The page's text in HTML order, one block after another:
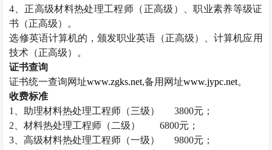
4 、正高级材料热处理工程师（正高级）、职业素养等级证
书（正高级）。
选修英语计算机的，颁发职业英语（正高级）、计算机应用
技术（正高级）。
证书查询
证书统一查询网址www.zgks.net,备用网址www.jypc.net。
收费标准
1
、助理材料热处理工程师（三级） 3800元；
2 、材料热处理工程师（二级） 6800元；
3 、高级材料热处理工程师（一级） 9800元；